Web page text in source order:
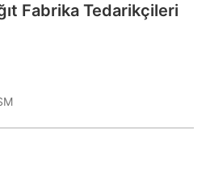
Fabrika Tedarikçileri